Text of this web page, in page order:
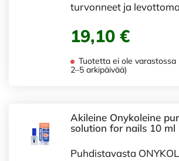
turvonneet ja
19,10 €
Tuotetta ei ole varastossa
2–5 arkipäivää)
Akileine Onykoleine
solution for nails 10 ml
Puhdistavasta